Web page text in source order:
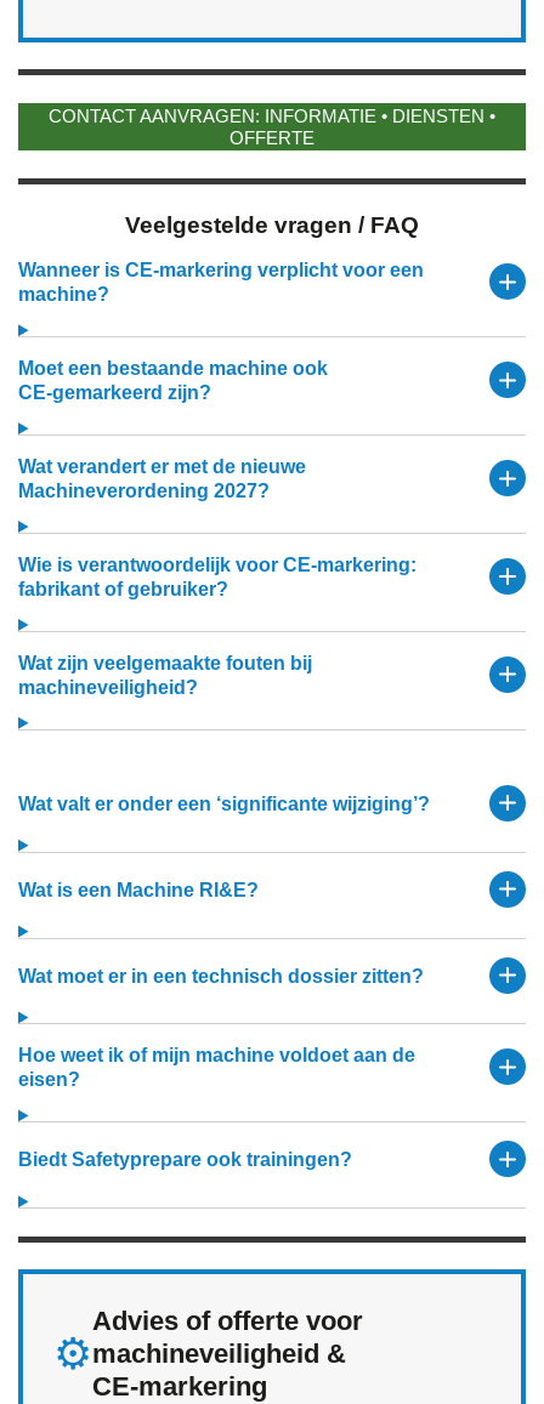
CONTACT AANVRAGEN: INFORMATIE • DIENSTEN •
OFFERTE
Veelgestelde vragen / FAQ
Wanneer is CE‑markering verplicht voor een
machine?
Moet een bestaande machine ook
CE‑gemarkeerd zijn?
Wat verandert er met de nieuwe
Machineverordening 2027?
Wie is verantwoordelijk voor CE‑markering:
fabrikant of gebruiker?
Wat zijn veelgemaakte fouten bij
machineveiligheid?
Wat valt er onder een ‘significante wijziging’?
Wat is een Machine RI&E?
Wat moet er in een technisch dossier zitten?
Hoe weet ik of mijn machine voldoet aan de
eisen?
Biedt Safetyprepare ook trainingen?
⚙️
Advies of offerte voor
machineveiligheid &
CE‑markering